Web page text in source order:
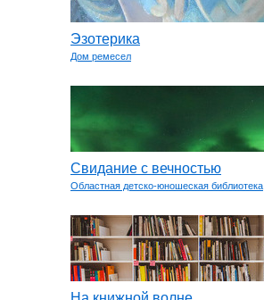
Эзотерика
Дом ремесел
Свидание с вечностью
Областная детско-юношеская библиотека